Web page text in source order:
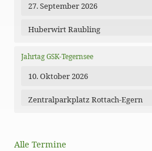
27. September 2026
Huberwirt Raubling
Jahrtag GSK-Tegernsee
10. Oktober 2026
Zentralparkplatz Rottach-Egern
Alle Termine